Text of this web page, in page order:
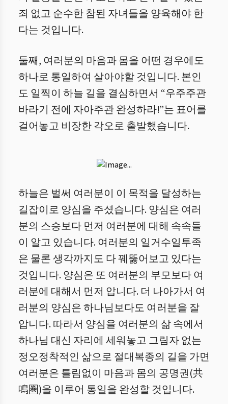
죄 없고 순수한 참된 자녀들을 양육해야 한
다는 것입니다.
둘째, 여러분의 마음과 몸을 어떤 경우에도
하나로 통일하여 살아야할 것입니다. 본인
도 일찍이 하늘 길을 결심하면서 “우주주관
바라기 전에 자아주관 완성하라!”는 표어를
걸어놓고 비장한 각오로 출발했습니다.
하늘은 벌써 여러분이 이 목적을 달성하는
길잡이로 양심을 주셨습니다. 양심은 여러
분의 스승보다 먼저 여러분에 대해 속속들
이 알고 있습니다. 여러분의 일거수일투족
은 물론 생각까지도 다 꿰뚫어보고 있다는
것입니다. 양심은 또 여러분의 부모보다 여
러분에 대해서 먼저 압니다. 더 나아가서 여
러분의 양심은 하나님보다도 여러분을 잘
압니다. 따라서 양심을 여러분의 삶 속에서
하나님 대신 자리에 세워놓고 그림자 없는
정오정착적인 삶으로 절대복종의 길을 가면
여러분은 틀림없이 마음과 몸의 공명권(共
鳴圈)을 이루어 통일을 완성할 것입니다.